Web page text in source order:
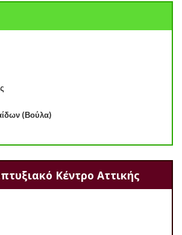
(Βούλα)
Κέντρο Αττικής